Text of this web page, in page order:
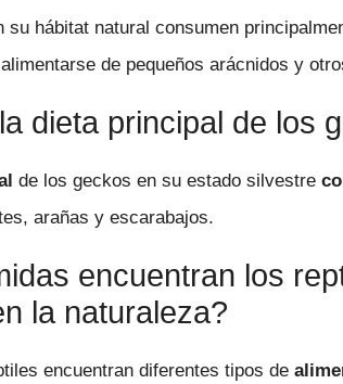
su hábitat natural consumen
de pequeños arácnidos y
dieta principal de los
de los geckos en su estado silvestre
arañas y escarabajos.
encuentran los
la naturaleza?
encuentran diferentes tipos de